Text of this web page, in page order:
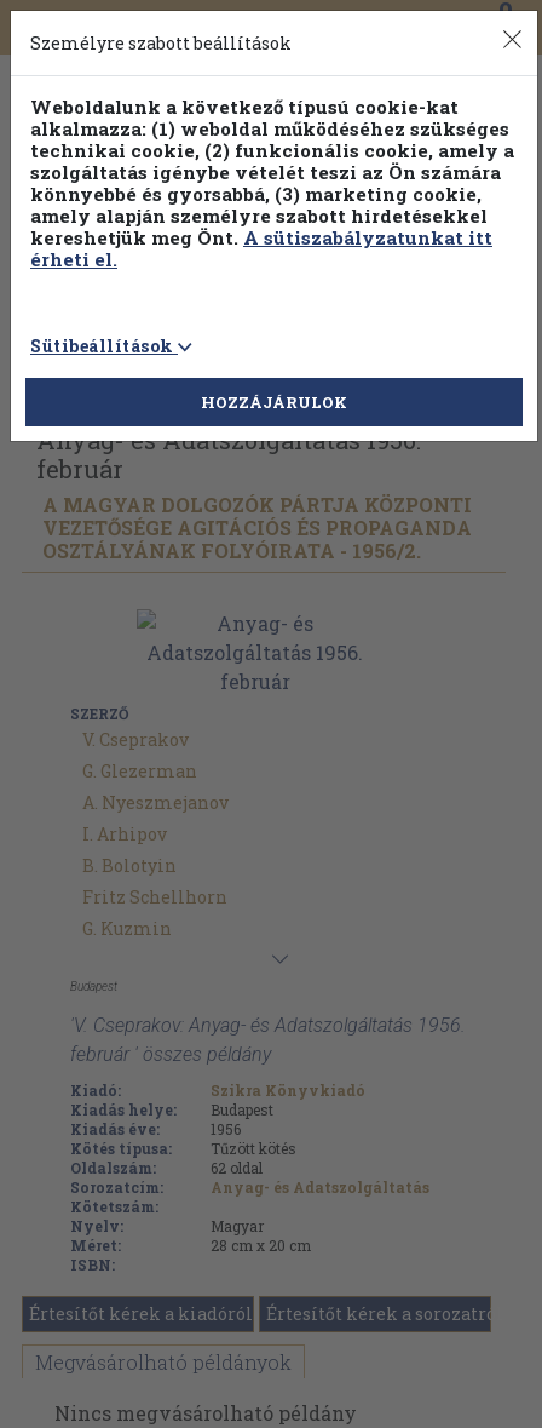
Toggle
navigation
0
Vissza az előző oldalra Válasszon példányt
Anyag- és Adatszolgáltatás 1956.
február
A MAGYAR DOLGOZÓK PÁRTJA KÖZPONTI
VEZETŐSÉGE AGITÁCIÓS ÉS PROPAGANDA
OSZTÁLYÁNAK FOLYÓIRATA - 1956/2.
SZERZŐ
V. Cseprakov
G. Glezerman
A. Nyeszmejanov
I. Arhipov
B. Bolotyin
Fritz Schellhorn
G. Kuzmin
Budapest
'V. Cseprakov: Anyag- és Adatszolgáltatás 1956.
február ' összes példány
Kiadó:
Szikra Könyvkiadó
Kiadás helye:
Budapest
Kiadás éve:
1956
Kötés típusa:
Tűzött kötés
Oldalszám:
62 oldal
Sorozatcím:
Anyag- és Adatszolgáltatás
Kötetszám:
Nyelv:
Magyar
Méret:
28 cm x 20 cm
ISBN:
Értesítőt kérek a kiadóról Értesítőt kérek a sorozatról
Megvásárolható példányok
Nincs megvásárolható példány
Személyre szabott beállítások
Weboldalunk a következő típusú cookie-kat
alkalmazza: (1) weboldal működéséhez szükséges
technikai cookie, (2) funkcionális cookie, amely a
szolgáltatás igénybe vételét teszi az Ön számára
könnyebbé és gyorsabbá, (3) marketing cookie,
amely alapján személyre szabott hirdetésekkel
kereshetjük meg Önt. A sütiszabályzatunkat itt
érheti el.
Sütibeállítások
HOZZÁJÁRULOK